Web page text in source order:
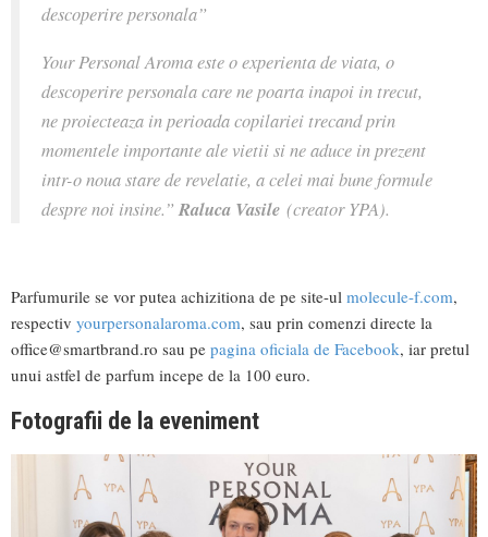
descoperire personala”
Your Personal Aroma este o experienta de viata, o
descoperire personala care ne poarta inapoi in trecut,
ne proiecteaza in perioada copilariei trecand prin
momentele importante ale vietii si ne aduce in prezent
intr-o noua stare de revelatie, a celei mai bune formule
despre noi insine.” Raluca Vasile (creator YPA).
Parfumurile se vor putea achizitiona de pe site-ul molecule-f.com,
respectiv yourpersonalaroma.com, sau prin comenzi directe la
office@smartbrand.ro sau pe pagina oficiala de Facebook, iar pretul
unui astfel de parfum incepe de la 100 euro.
Fotografii de la eveniment